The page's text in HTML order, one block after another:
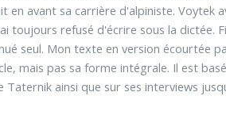
avant sa carrière d'alpiniste. Voytek
toujours refusé d'écrire sous la
seul. Mon texte en version écourtée
mais pas sa forme intégrale. Il est
ainsi que sur ses interviews